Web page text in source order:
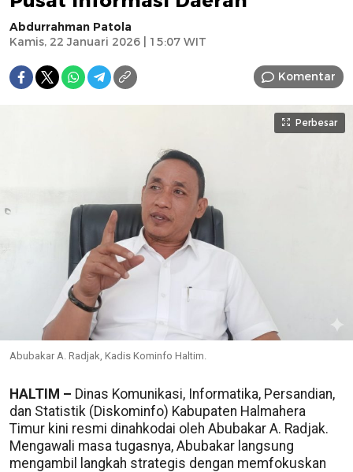
Abdurrahman Patola
Kamis, 22 Januari 2026 | 15:07 WIT
Komentar
Perbesar
Abubakar A. Radjak, Kadis Kominfo Haltim.
HALTIM – Dinas Komunikasi, Informatika, Persandian,
dan Statistik (Diskominfo) Kabupaten Halmahera
Timur kini resmi dinahkodai oleh Abubakar A. Radjak.
Mengawali masa tugasnya, Abubakar langsung
mengambil langkah strategis dengan memfokuskan